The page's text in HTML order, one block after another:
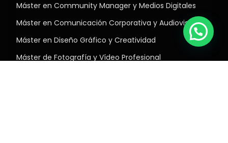
Máster en Community Manager y Medios Digitales
Máster en Comunicación Corporativa y Audiovisual
Máster en Diseño Gráfico y Creatividad
Máster de Fotografía y Vídeo Profesional